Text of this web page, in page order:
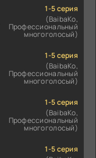
1-5 серия
(BaibaKo,
Профессиональный
многоголосый)
1-5 серия
(BaibaKo,
Профессиональный
многоголосый)
1-5 серия
(BaibaKo,
Профессиональный
многоголосый)
1-5 серия